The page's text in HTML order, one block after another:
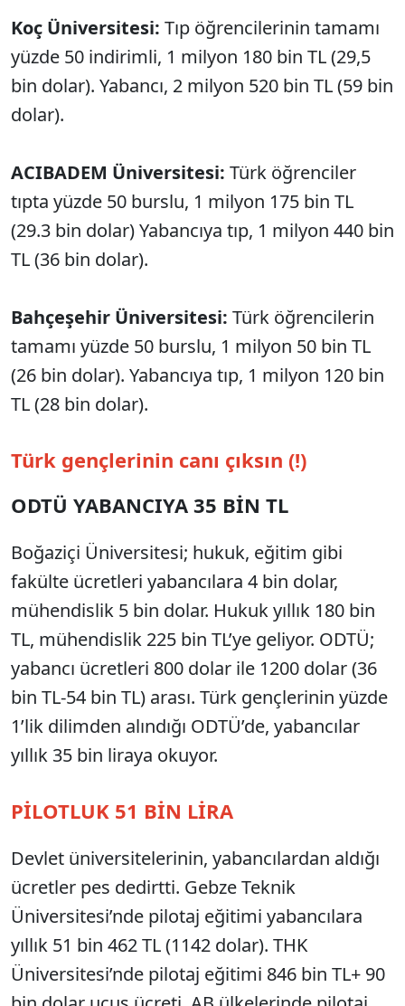
Koç Üniversitesi: Tıp öğrencilerinin tamamı
yüzde 50 indirimli, 1 milyon 180 bin TL (29,5
bin dolar). Yabancı, 2 milyon 520 bin TL (59 bin
dolar).
ACIBADEM Üniversitesi: Türk öğrenciler
tıpta yüzde 50 burslu, 1 milyon 175 bin TL
(29.3 bin dolar) Yabancıya tıp, 1 milyon 440 bin
TL (36 bin dolar).
Bahçeşehir Üniversitesi: Türk öğrencilerin
tamamı yüzde 50 burslu, 1 milyon 50 bin TL
(26 bin dolar). Yabancıya tıp, 1 milyon 120 bin
TL (28 bin dolar).
Türk gençlerinin canı çıksın (!)
ODTÜ YABANCIYA 35 BİN TL
Boğaziçi Üniversitesi; hukuk, eğitim gibi
fakülte ücretleri yabancılara 4 bin dolar,
mühendislik 5 bin dolar. Hukuk yıllık 180 bin
TL, mühendislik 225 bin TL’ye geliyor. ODTÜ;
yabancı ücretleri 800 dolar ile 1200 dolar (36
bin TL-54 bin TL) arası. Türk gençlerinin yüzde
1’lik dilimden alındığı ODTÜ’de, yabancılar
yıllık 35 bin liraya okuyor.
PİLOTLUK 51 BİN LİRA
Devlet üniversitelerinin, yabancılardan aldığı
ücretler pes dedirtti. Gebze Teknik
Üniversitesi’nde pilotaj eğitimi yabancılara
yıllık 51 bin 462 TL (1142 dolar). THK
Üniversitesi’nde pilotaj eğitimi 846 bin TL+ 90